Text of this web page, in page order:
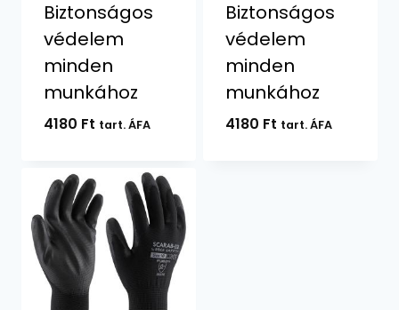
Biztonságos
védelem
minden
munkához
4180 Ft tart. ÁFA
Biztonságos
védelem
minden
munkához
4180 Ft tart. ÁFA